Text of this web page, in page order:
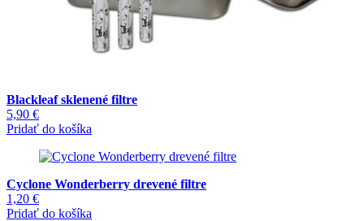
Blackleaf sklenené filtre
5,90 €
Pridať do košíka
Cyclone Wonderberry drevené filtre
1,20 €
Pridať do košíka